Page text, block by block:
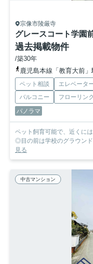
宗像市陵厳寺
グレースコート学園
過去掲載物件
/築30年
鹿児島本線「教育大前
ペット相談 エレベータ
バルコニー
フローリン
パノラマ
ペット飼育可能で、近くに
◎目の前は学校のグラウン
見る
中古マンション